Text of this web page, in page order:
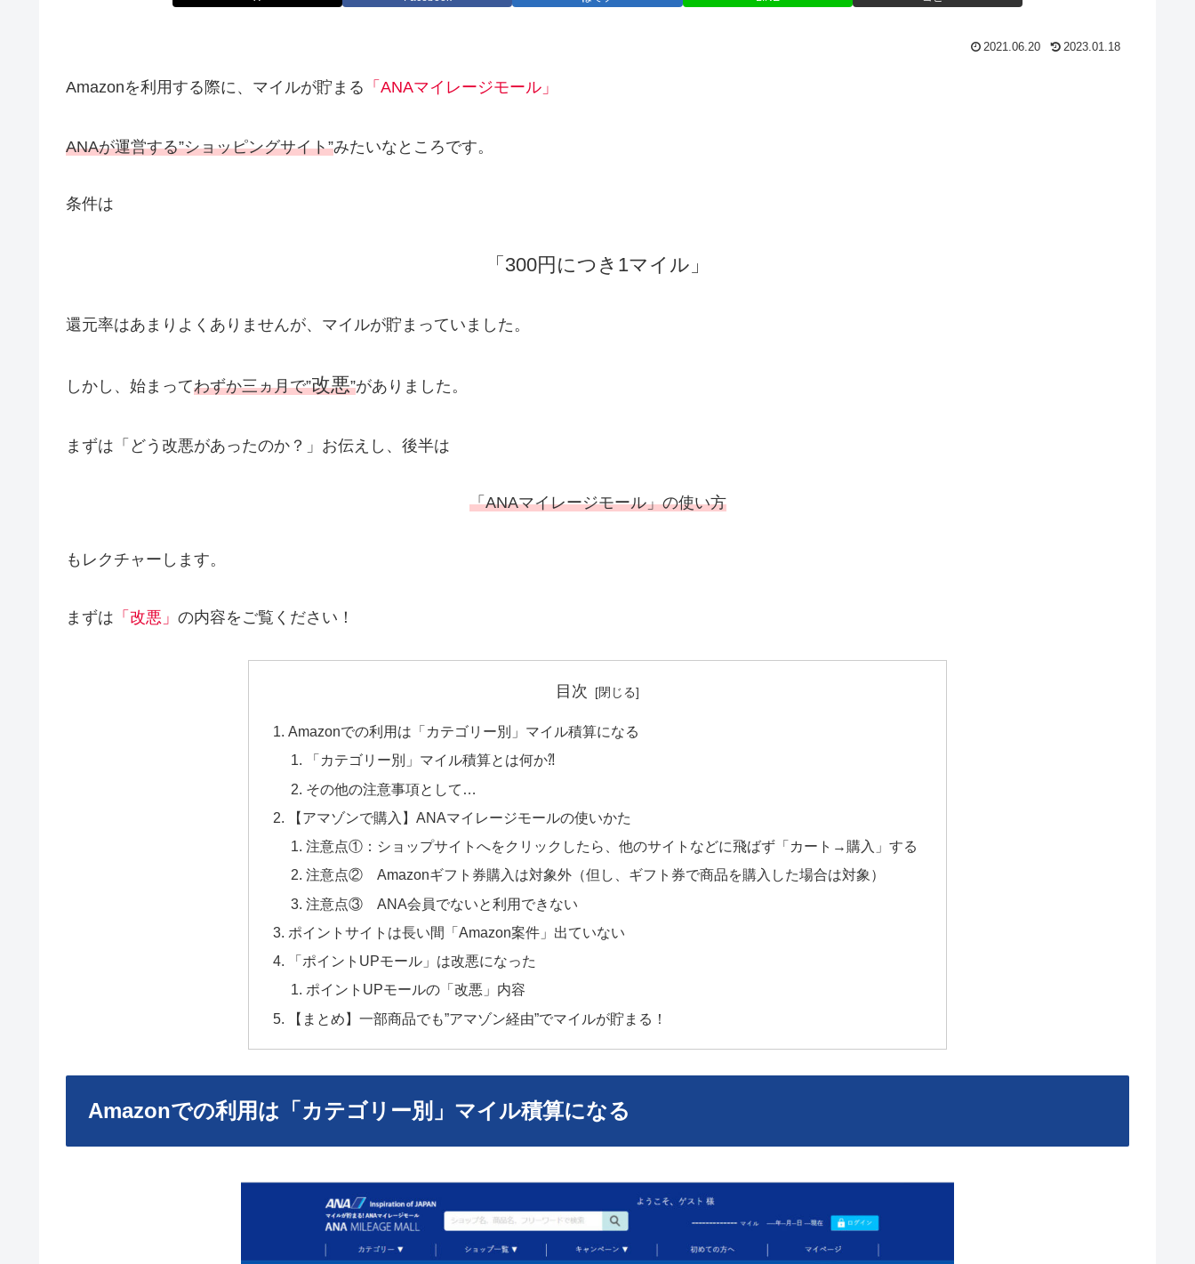
2021.06.20 2023.01.18
Amazonを利用する際に、マイルが貯まる 「ANAマイレージモール」
ANAが運営する”ショッピングサイト”みたいなところです。
条件は
「300円につき1マイル」
還元率はあまりよくありませんが、マイルが貯まっていました。
しかし、始まってわずか三ヵ月で”改悪”がありました。
まずは「どう改悪があったのか？」お伝えし、後半は
「ANAマイレージモール」の使い方
もレクチャーします。
まずは 「改悪」 の内容をご覧ください！
目次
Amazonでの利用は「カテゴリー別」マイル積算になる
「カテゴリー別」マイル積算とは何か⁈
その他の注意事項として…
【アマゾンで購入】ANAマイレージモールの使いかた
注意点①：ショップサイトへをクリックしたら、他のサイトなどに飛ばず「カート→購入」する
注意点② Amazonギフト券購入は対象外（但し、ギフト券で商品を購入した場合は対象）
注意点③ ANA会員でないと利用できない
ポイントサイトは長い間「Amazon案件」出ていない
「ポイントUPモール」は改悪になった
ポイントUPモールの「改悪」内容
【まとめ】一部商品でも”アマゾン経由”でマイルが貯まる！
Amazonでの利用は「カテゴリー別」マイル積算になる